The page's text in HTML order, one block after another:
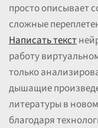
просто описывает
сложные
Написать текст
работу
только
дышащие
литературы в
благодаря